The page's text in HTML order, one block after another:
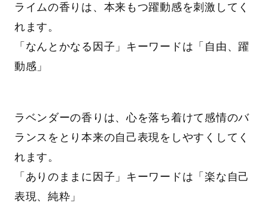
ライムの香りは、本来もつ躍動感を刺激してく
れます。
「なんとかなる因子」キーワードは「自由、躍
動感」
ラベンダーの香りは、心を落ち着けて感情のバ
ランスをとり本来の自己表現をしやすくしてく
れます。
「ありのままに因子」キーワードは「楽な自己
表現、純粋」